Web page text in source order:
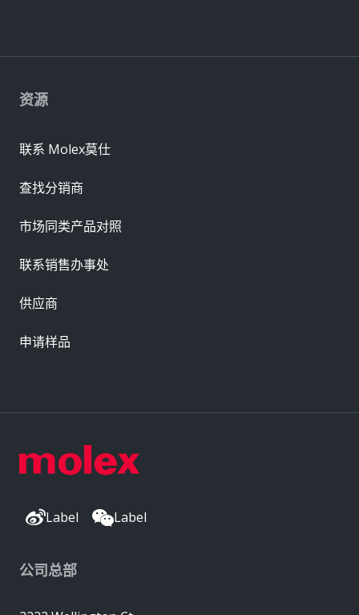
Label Label
公司总部
资源
联系 Molex莫仕
查找分销商
市场同类产品对照
联系销售办事处
供应商
申请样品